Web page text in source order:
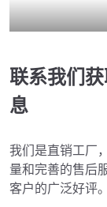
联系我们
息
我们是直销工厂
量和完善的售后
客户的广泛好评。